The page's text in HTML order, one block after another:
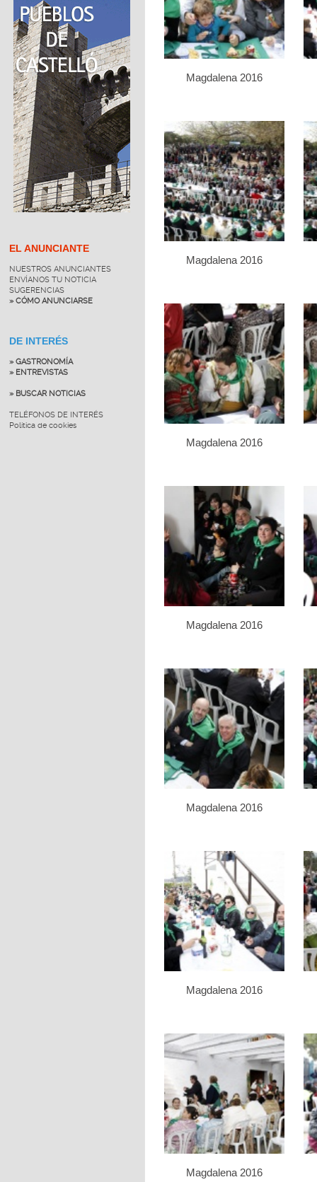
EL ANUNCIANTE
NUESTROS ANUNCIANTES
ENVÍANOS TU NOTICIA
SUGERENCIAS
» CÓMO ANUNCIARSE
DE INTERÉS
» GASTRONOMÍA
» ENTREVISTAS
» BUSCAR NOTICIAS
TELÉFONOS DE INTERÉS
Política de cookies
Magdalena 2016
Magdalena 2016
Magdalena 2016
Magdalena 2016
Magdalena 2016
Magdalena 2016
Magdalena 2016